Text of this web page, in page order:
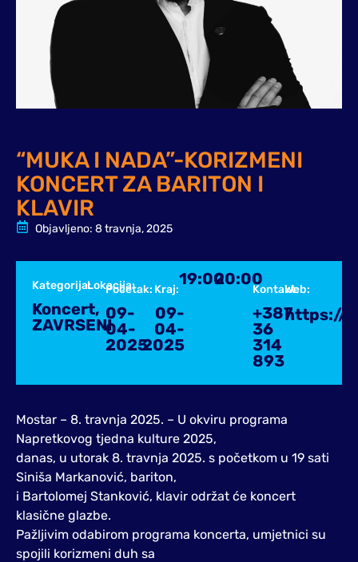
“MUKA I NADA”-KORIZMENI
KONCERT ZA BARITON I
KLAVIR
Objavljeno: 8 travnja, 2025
Kategorija:
Koncert,
ZAVRSENI
Lokacija:
Početak:
09-
04-
2025
Kraj:
09-
04-
2025
19:0020:00
Kontakt:
+387
36
314
893
Web:
https://
Mostar – 8. travnja 2025. – U okviru programa
Napretkovog tjedna kulture 2025,
danas, u utorak 8. travnja 2025. s početkom u 19 sati
Siniša Markanović, bariton,
i Bartolomej Stanković, klavir održat će koncert
klasične glazbe.
Pažljivim odabirom programa koncerta, umjetnici su
spojili korizmeni duh sa